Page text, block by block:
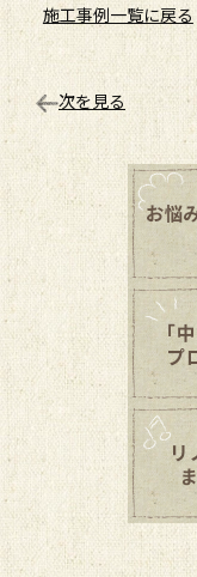
施工事例一覧に戻る
次を見る